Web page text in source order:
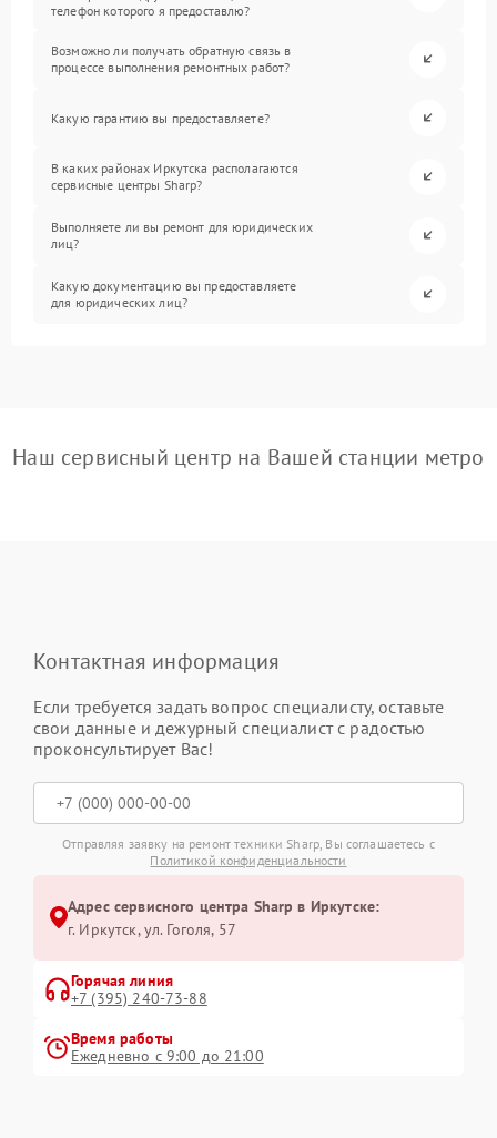
телефон которого я предоставлю?
Возможно ли получать обратную связь в
процессе выполнения ремонтных работ?
Какую гарантию вы предоставляете?
В каких районах Иркутска располагаются
сервисные центры Sharp?
Выполняете ли вы ремонт для юридических
лиц?
Какую документацию вы предоставляете
для юридических лиц?
Наш сервисный центр на Вашей станции метро
Контактная информация
Если требуется задать вопрос специалисту, оставьте
свои данные и дежурный специалист с радостью
проконсультирует Вас!
Отправляя заявку на ремонт техники Sharp, Вы соглашаетесь с
Политикой конфиденциальности
Адрес сервисного центра Sharp в Иркутске:
г. Иркутск, ул. ​Гоголя, 57
Горячая линия
+7 (395) 240-73-88
Время работы
Ежедневно с 9:00 до 21:00